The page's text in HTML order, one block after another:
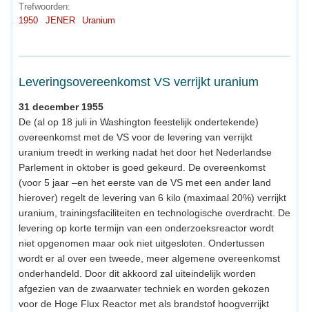
Trefwoorden:
1950
JENER Uranium
Leveringsovereenkomst VS verrijkt uranium
31 december 1955
De (al op 18 juli in Washington feestelijk ondertekende)
overeenkomst met de VS voor de levering van verrijkt
uranium treedt in werking nadat het door het Nederlandse
Parlement in oktober is goed gekeurd. De overeenkomst
(voor 5 jaar –en het eerste van de VS met een ander land
hierover) regelt de levering van 6 kilo (maximaal 20%) verrijkt
uranium, trainingsfaciliteiten en technologische overdracht. De
levering op korte termijn van een onderzoeksreactor wordt
niet opgenomen maar ook niet uitgesloten. Ondertussen
wordt er al over een tweede, meer algemene overeenkomst
onderhandeld. Door dit akkoord zal uiteindelijk worden
afgezien van de zwaarwater techniek en worden gekozen
voor de Hoge Flux Reactor met als brandstof hoogverrijkt